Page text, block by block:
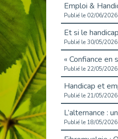
Publié le 02/06/2026
Publié le 30/05/2026
Publié le 22/05/2026
Publié le 21/05/2026
Publié le 18/05/2026